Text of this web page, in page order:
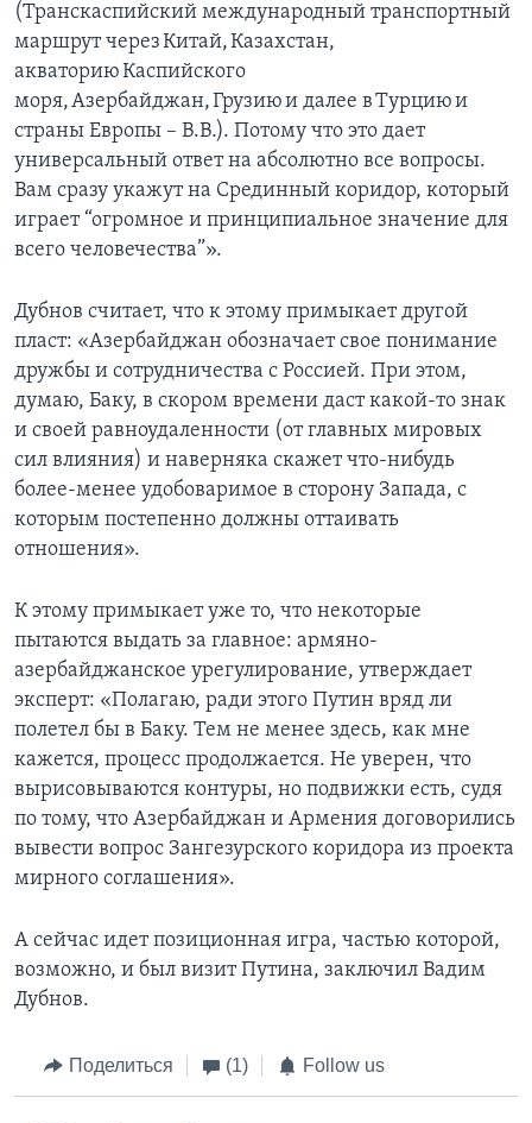
(Транскаспийский международный транспортный
маршрут через Китай, Казахстан,
акваторию Каспийского
моря, Азербайджан, Грузию и далее в Турцию и
страны Европы – В.В.). Потому что это дает
универсальный ответ на абсолютно все вопросы.
Вам сразу укажут на Срединный коридор, который
играет “огромное и принципиальное значение для
всего человечества”».
Дубнов считает, что к этому примыкает другой
пласт: «Азербайджан обозначает свое понимание
дружбы и сотрудничества с Россией. При этом,
думаю, Баку, в скором времени даст какой-то знак
и своей равноудаленности (от главных мировых
сил влияния) и наверняка скажет что-нибудь
более-менее удобоваримое в сторону Запада, с
которым постепенно должны оттаивать
отношения».
К этому примыкает уже то, что некоторые
пытаются выдать за главное: армяно-
азербайджанское урегулирование, утверждает
эксперт: «Полагаю, ради этого Путин вряд ли
полетел бы в Баку. Тем не менее здесь, как мне
кажется, процесс продолжается. Не уверен, что
вырисовываются контуры, но подвижки есть, судя
по тому, что Азербайджан и Армения договорились
вывести вопрос Зангезурского коридора из проекта
мирного соглашения».
А сейчас идет позиционная игра, частью которой,
возможно, и был визит Путина, заключил Вадим
Дубнов.
Поделиться (1) Follow us